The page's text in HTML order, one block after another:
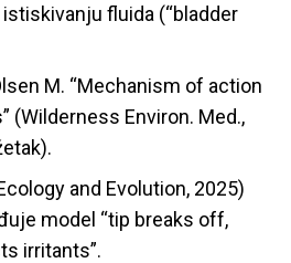
fluida (“bladder
M. “Mechanism of action
(Wilderness Environ. Med.,
and Evolution, 2025)
model “tip breaks off,
irritants”.